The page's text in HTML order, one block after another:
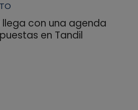
llega con una agenda
en Tandil